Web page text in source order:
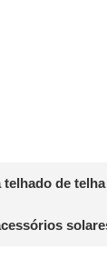
telhado de telha